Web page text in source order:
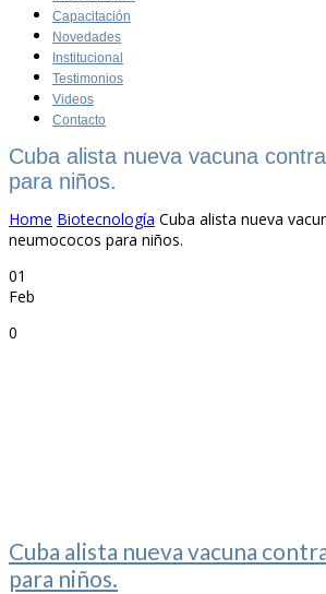
Capacitación
Novedades
Institucional
Testimonios
Videos
Contacto
Cuba alista nueva vacuna
para niños.
Home Biotecnología Cuba alista nueva
neumococos para niños.
01
Feb
0
Cuba alista nueva vacuna
para niños.